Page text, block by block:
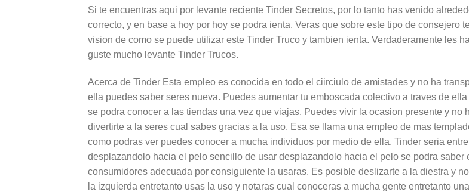
Si te encuentras aqui por levante reciente Tinder Secretos, por lo tanto has venido
correcto, y en base a hoy por hoy se podra ienta. Veras que sobre este tipo de consejero
vision de como se puede utilizar este Tinder Truco y tambien ienta. Verdaderamente les
guste mucho levante Tinder Trucos.
Acerca de Tinder Esta empleo es conocida en todo el ci­irciulo de amistades y no ha
ella puedes saber seres nueva. Puedes aumentar tu emboscada colectivo a traves de
se podra conocer a las tiendas una vez que viajas. Puedes vivir la ocasion presente y no
divertirte a la seres cual sabes gracias a la uso. Esa se llama una empleo de mas
como podras ver puedes conocer a mucha individuos por medio de ella. Tinder seri­a
desplazandolo hacia el pelo sencillo de usar desplazandolo hacia el pelo se podra saber
consumidores adecuada por consiguiente la usaras. Es posible deslizarte a la diestra y
la izquierda entretanto usas la uso y notaras cual conoceras a mucha gente entretanto